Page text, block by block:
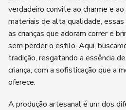
verdadeiro convite ao charme e
materiais de alta qualidade,
as crianças que adoram correr e
sem perder o estilo. Aqui,
tradição, resgatando a essência
criança, com a sofisticação que a
oferece.
A produção artesanal é um dos